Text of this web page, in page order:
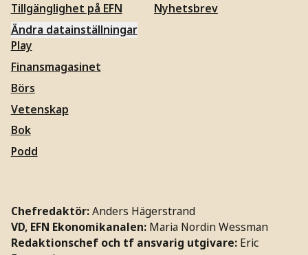
Tillgänglighet på EFN
Ändra datainställningar
Nyhetsbrev
Play
Finansmagasinet
Börs
Vetenskap
Bok
Podd
Chefredaktör:Anders Hägerstrand
VD, EFN Ekonomikanalen: Maria Nordin Wessman
Redaktionschef och tf ansvarig utgivare: Eric